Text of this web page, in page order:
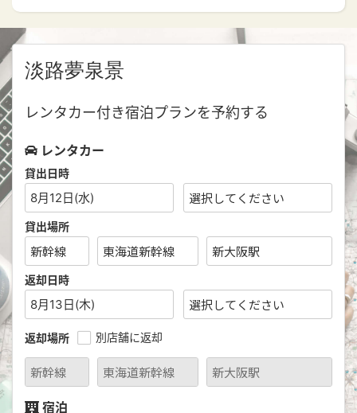
淡路夢泉景
レンタカー付き宿泊プランを予約する
レンタカー
貸出日時
8月12日(水)
貸出場所
返却日時
8月13日(木)
返却場所 別店舗に返却
宿泊